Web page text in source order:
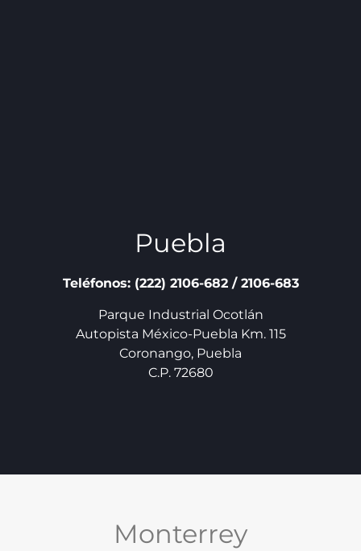
Puebla
Teléfonos: (222) 2106-682 / 2106-683
Parque Industrial Ocotlán
Autopista México-Puebla Km. 115
Coronango, Puebla
C.P. 72680
Monterrey